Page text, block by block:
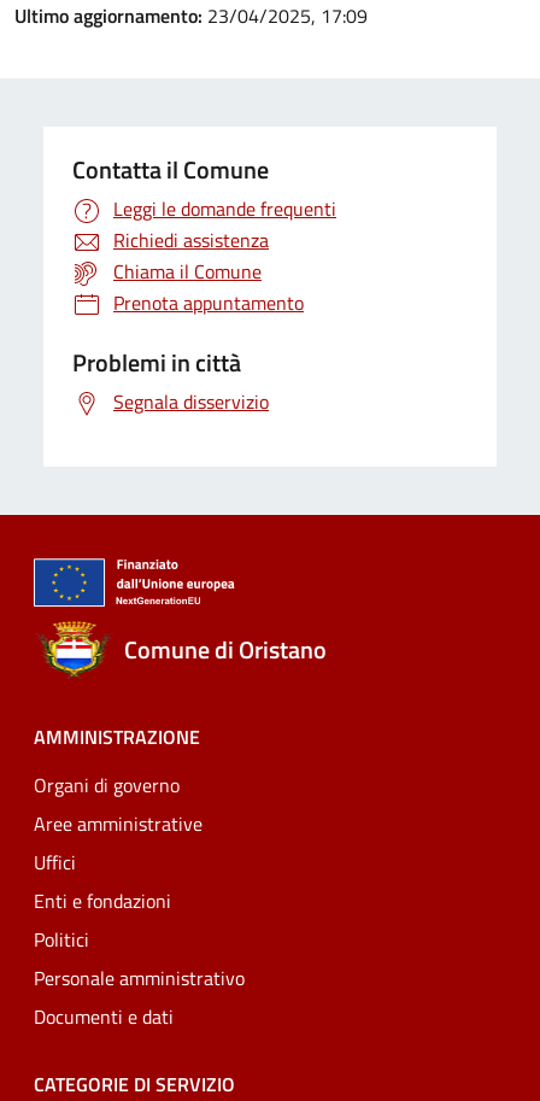
Ultimo aggiornamento: 23/04/2025, 17:09
Contatta il Comune
Leggi le domande frequenti
Richiedi assistenza
Chiama il Comune
Prenota appuntamento
Problemi in città
Segnala disservizio
Comune di Oristano
AMMINISTRAZIONE
Organi di governo
Aree amministrative
Uffici
Enti e fondazioni
Politici
Personale amministrativo
Documenti e dati
CATEGORIE DI SERVIZIO